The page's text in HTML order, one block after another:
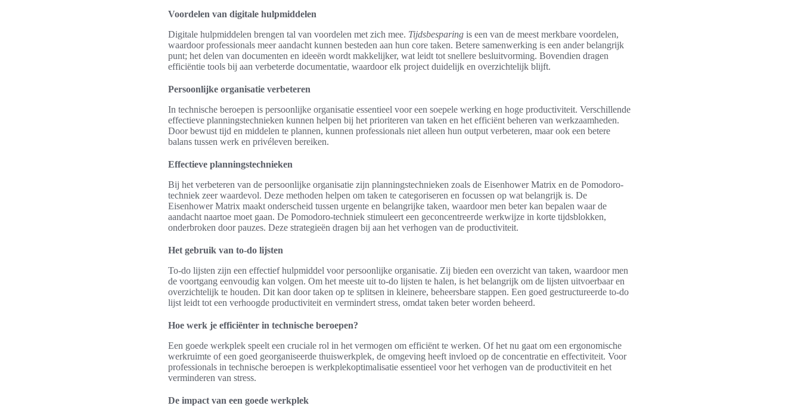
Voordelen van digitale hulpmiddelen
Digitale hulpmiddelen brengen tal van voordelen met zich mee. Tijdsbesparing is een van de meest merkbare voordelen,
waardoor professionals meer aandacht kunnen besteden aan hun core taken. Betere samenwerking is een ander belangrijk
punt; het delen van documenten en ideeën wordt makkelijker, wat leidt tot snellere besluitvorming. Bovendien dragen
efficiëntie tools bij aan verbeterde documentatie, waardoor elk project duidelijk en overzichtelijk blijft.
Persoonlijke organisatie verbeteren
In technische beroepen is persoonlijke organisatie essentieel voor een soepele werking en hoge productiviteit. Verschillende
effectieve planningstechnieken kunnen helpen bij het prioriteren van taken en het efficiënt beheren van werkzaamheden.
Door bewust tijd en middelen te plannen, kunnen professionals niet alleen hun output verbeteren, maar ook een betere
balans tussen werk en privéleven bereiken.
Effectieve planningstechnieken
Bij het verbeteren van de persoonlijke organisatie zijn planningstechnieken zoals de Eisenhower Matrix en de Pomodoro-
techniek zeer waardevol. Deze methoden helpen om taken te categoriseren en focussen op wat belangrijk is. De
Eisenhower Matrix maakt onderscheid tussen urgente en belangrijke taken, waardoor men beter kan bepalen waar de
aandacht naartoe moet gaan. De Pomodoro-techniek stimuleert een geconcentreerde werkwijze in korte tijdsblokken,
onderbroken door pauzes. Deze strategieën dragen bij aan het verhogen van de productiviteit.
Het gebruik van to-do lijsten
To-do lijsten zijn een effectief hulpmiddel voor persoonlijke organisatie. Zij bieden een overzicht van taken, waardoor men
de voortgang eenvoudig kan volgen. Om het meeste uit to-do lijsten te halen, is het belangrijk om de lijsten uitvoerbaar en
overzichtelijk te houden. Dit kan door taken op te splitsen in kleinere, beheersbare stappen. Een goed gestructureerde to-do
lijst leidt tot een verhoogde productiviteit en vermindert stress, omdat taken beter worden beheerd.
Hoe werk je efficiënter in technische beroepen?
Een goede werkplek speelt een cruciale rol in het vermogen om efficiënt te werken. Of het nu gaat om een ergonomische
werkruimte of een goed georganiseerde thuiswerkplek, de omgeving heeft invloed op de concentratie en effectiviteit. Voor
professionals in technische beroepen is werkplekoptimalisatie essentieel voor het verhogen van de productiviteit en het
verminderen van stress.
De impact van een goede werkplek